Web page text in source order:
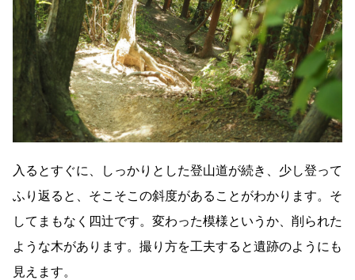
入るとすぐに、しっかりとした登山道が続き、少し登って
ふり返ると、そこそこの斜度があることがわかります。そ
してまもなく四辻です。変わった模様というか、削られた
ような木があります。撮り方を工夫すると遺跡のようにも
見えます。